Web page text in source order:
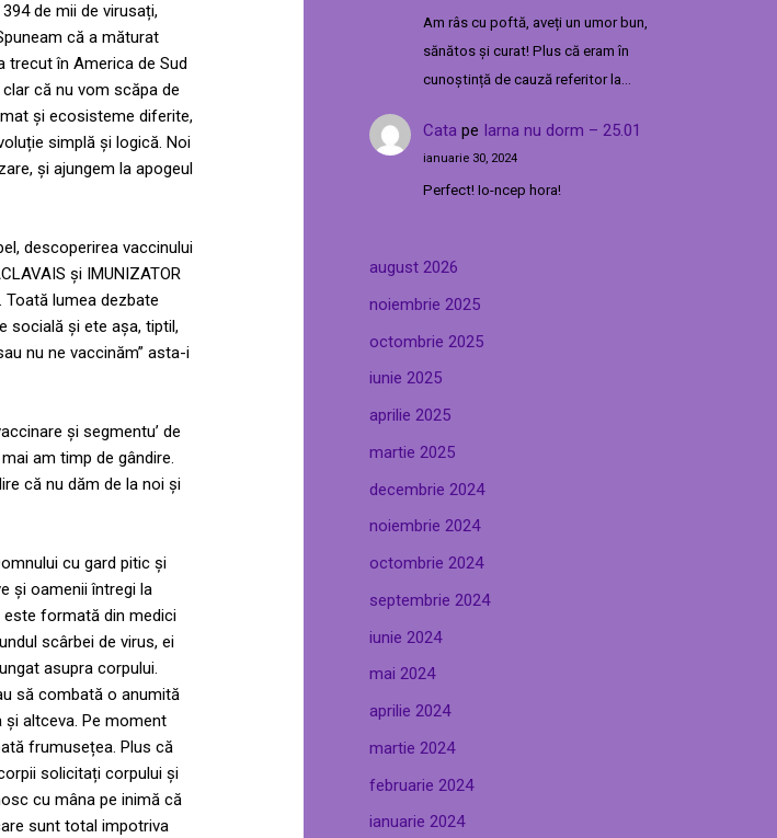
de mii de virusați,
că a măturat
trecut în America de Sud
că nu vom scăpa de
și ecosisteme diferite,
simplă și logică. Noi
și ajungem la apogeul
descoperirea vaccinului
și IMUNIZATOR
Toată lumea dezbate
socială și ete așa, tiptil,
nu ne vaccinăm” asta-i
și segmentu’ de
am timp de gândire.
că nu dăm de la noi și
cu gard pitic și
și oamenii întregi la
este formată din medici
scârbei de virus, ei
asupra corpului.
să combată o anumită
altceva. Pe moment
frumusețea. Plus că
solicitați corpului și
cu mâna pe inimă că
sunt total impotriva
Am râs cu poftă, aveți un umor bun,
sănătos și curat! Plus că eram în
cunoștință de cauză referitor la…
Cata pe Iarna nu dorm – 25.01
ianuarie 30, 2024
Perfect! Io-ncep hora!
august 2026
noiembrie 2025
octombrie 2025
iunie 2025
aprilie 2025
martie 2025
decembrie 2024
noiembrie 2024
octombrie 2024
septembrie 2024
iunie 2024
mai 2024
aprilie 2024
martie 2024
februarie 2024
ianuarie 2024